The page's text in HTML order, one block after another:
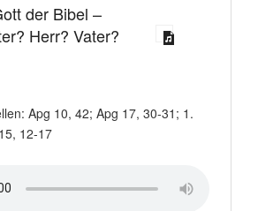
der Bibel –
Herr? Vater?
Apg 10, 42; Apg 17, 30-31; 1.
, 12-17